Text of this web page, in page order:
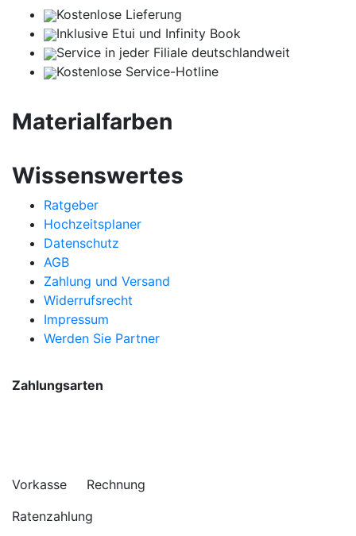
Kostenlose Lieferung
Inklusive Etui und Infinity Book
Service in jeder Filiale deutschlandweit
Kostenlose Service-Hotline
Materialfarben
Wissenswertes
Ratgeber
Hochzeitsplaner
Datenschutz
AGB
Zahlung und Versand
Widerrufsrecht
Impressum
Werden Sie Partner
Zahlungsarten
Vorkasse Rechnung
Ratenzahlung